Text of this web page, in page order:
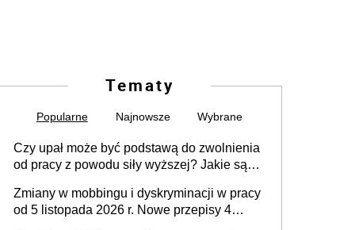
Tematy
Popularne Najnowsze Wybrane
Czy upał może być podstawą do zwolnienia
od pracy z powodu siły wyższej? Jakie są
Zmiany w mobbingu i dyskryminacji w pracy
od 5 listopada 2026 r. Nowe przepisy 4